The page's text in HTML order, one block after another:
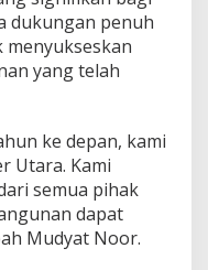
dukungan penuh
yang telah
ke depan, kami
Utara. Kami
semua pihak
dapat
Mudyat Noor.